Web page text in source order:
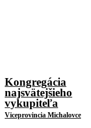
Kongregácia
najsvätejšieho
vykupiteľa
Viceprovincia Michalovce